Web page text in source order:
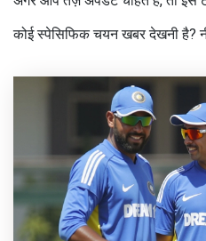
कोई स्पेसिफिक चयन खबर देखनी है?